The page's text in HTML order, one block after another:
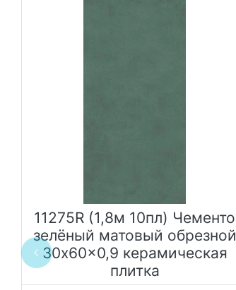
11275R (1,8м 10пл) Чементо
зелёный матовый обрезной
30x60x0,9 керамическая
плитка